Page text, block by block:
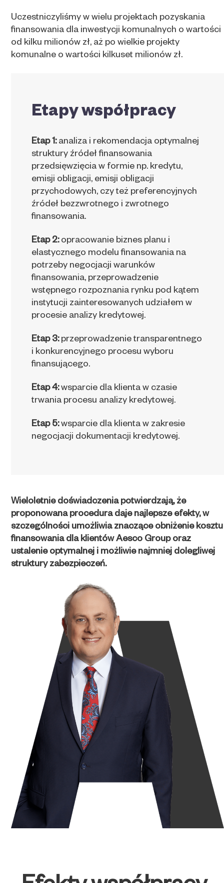
Uczestniczyliśmy w wielu projektach pozyskania
finansowania dla inwestycji komunalnych o wartości
od kilku milionów zł, aż po wielkie projekty
komunalne o wartości kilkuset milionów zł.
Etapy współpracy
Etap 1:analiza i rekomendacja optymalnej
struktury źródeł finansowania
przedsięwzięcia w formie np. kredytu,
emisji obligacji, emisji obligacji
przychodowych, czy też preferencyjnych
źródeł bezzwrotnego i zwrotnego
finansowania.
Etap 2:opracowanie biznes planu i
elastycznego modelu finansowania na
potrzeby negocjacji warunków
finansowania, przeprowadzenie
wstępnego rozpoznania rynku pod kątem
instytucji zainteresowanych udziałem w
procesie analizy kredytowej.
Etap 3:przeprowadzenie transparentnego
i konkurencyjnego procesu wyboru
finansującego.
Etap 4:wsparcie dla klienta w czasie
trwania procesu analizy kredytowej.
Etap 5:wsparcie dla klienta w zakresie
negocjacji dokumentacji kredytowej.
Wieloletnie doświadczenia potwierdzają, że
proponowana procedura daje najlepsze efekty, w
szczególności umożliwia znaczące obniżenie kosztu
finansowania dla klientów Aesco Group oraz
ustalenie optymalnej i możliwie najmniej dolegliwej
struktury zabezpieczeń.